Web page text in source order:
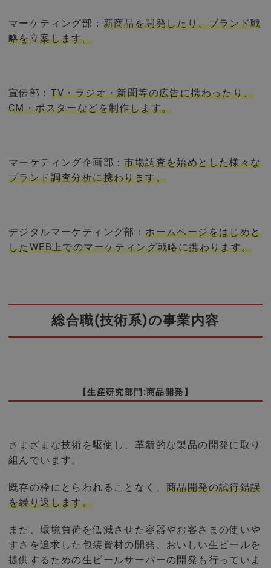
マーケティング部： 新商品を開発したり、ブランド戦
略を立案します。
宣伝部： TV・ラジオ・新聞等の広告に携わったり、
CM・ポスターなどを制作します。
マーケティング企画部：市場調査を始めとした様々な
ブランド調査分析に携わります。
デジタルマーケティング部：ホームページをはじめと
したWEB上でのマーケティング戦略に携わります。
総合職(技術系)の事業内容
【生産研究部門:商品開発】
さまざまな技術を駆使し、革新的な製品の開発に取り
組んでいます。
既存の枠にとらわれることなく、 商品開発の試行錯誤
を繰り返します。
また、環境負荷を低減させた容器やお客さまの使いや
すさを追求した包装資材の開発、おいしい生ビールを
提供するための生ビールサーバーの開発も行っていま